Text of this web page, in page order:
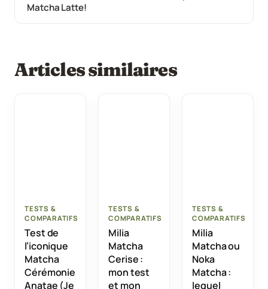
Matcha Latte!
Articles similaires
TESTS &
COMPARATIFS
Test de
l’iconique
Matcha
Cérémonie
Anatae (Je
TESTS &
COMPARATIFS
Milia
Matcha
Cerise :
mon test
et mon
TESTS &
COMPARATIFS
Milia
Matcha ou
Noka
Matcha :
lequel